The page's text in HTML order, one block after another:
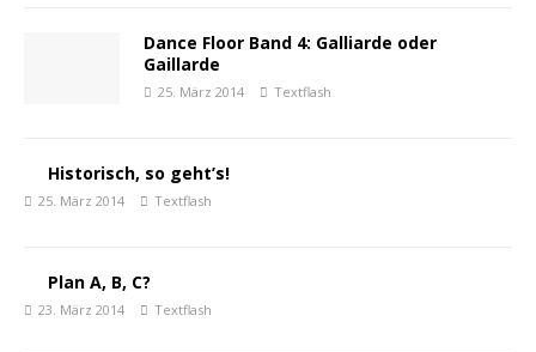
Dance Floor Band 4: Galliarde oder
Gaillarde
25. März 2014 Textflash
Historisch, so geht’s!
25. März 2014 Textflash
Plan A, B, C?
23. März 2014 Textflash